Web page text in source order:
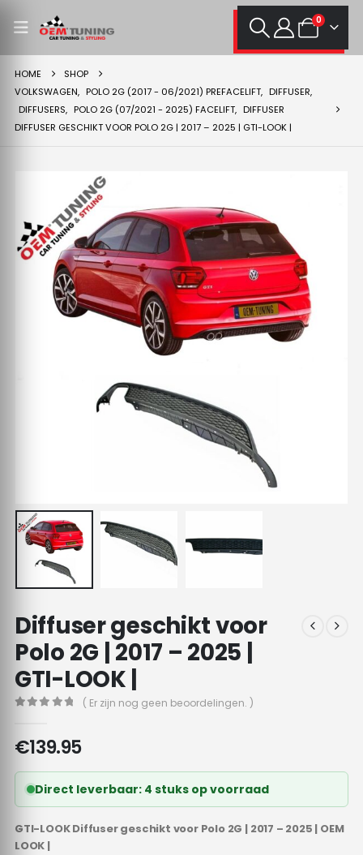
0
HOME
SHOP
VOLKSWAGEN, POLO 2G (2017 - 06/2021) PREFACELIFT, DIFFUSER,
DIFFUSERS, POLO 2G (07/2021 - 2025) FACELIFT, DIFFUSER
DIFFUSER GESCHIKT VOOR POLO 2G | 2017 – 2025 | GTI-LOOK |
Diffuser geschikt voor
Polo 2G | 2017 – 2025 |
GTI-LOOK |
( Er zijn nog geen beoordelingen. )
€139.95
Direct leverbaar: 4 stuks op voorraad
GTI-LOOK Diffuser geschikt voor Polo 2G | 2017 – 2025 | OEM
LOOK |